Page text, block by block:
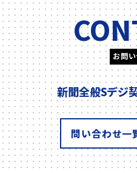
お問
新聞全般Sデジ
問い合わせ一